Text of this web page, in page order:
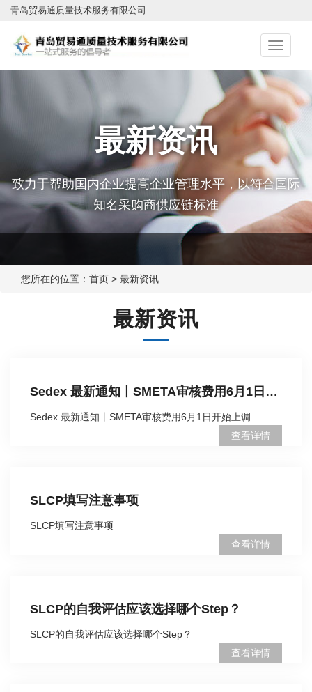
青岛贸易通质量技术服务有限公司
切
导
航
最新资讯
致力于帮助国内企业提高企业管理水平，以符合国际
知名采购商供应链标准
您所在的位置： 首页 > 最新资讯
最新资讯
Sedex 最新通知丨SMETA审核费用6月1日开始上调
Sedex 最新通知丨SMETA审核费用6月1日开始上调
查看详情
SLCP填写注意事项
SLCP填写注意事项
查看详情
SLCP的自我评估应该选择哪个Step？
SLCP的自我评估应该选择哪个Step？
查看详情